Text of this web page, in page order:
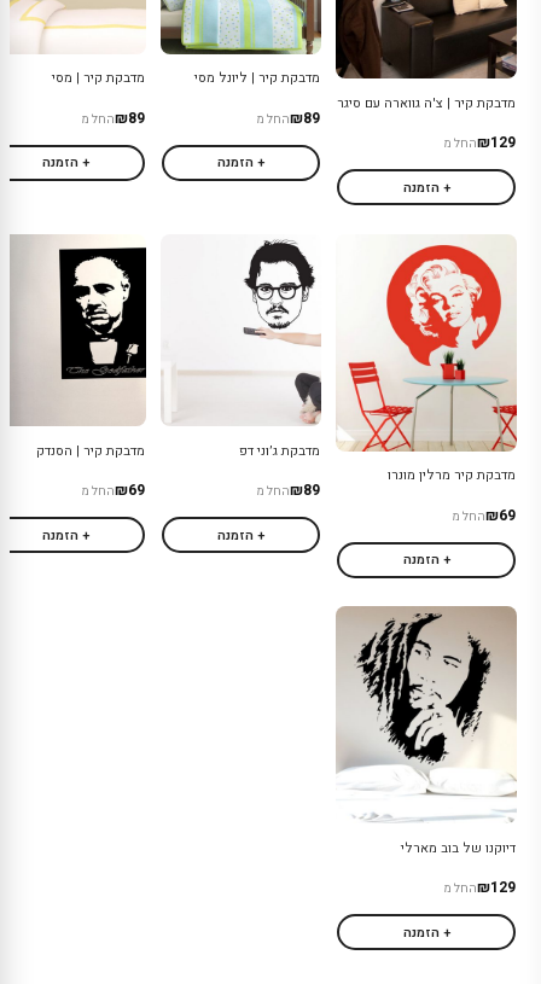
מדבקת קיר | צ'ה גווארה עם סיגר
₪129החל מ
+ הזמנה
מדבקת קיר | ליונל מסי
₪89החל מ
+ הזמנה
מדבקת קיר | מסי
₪89החל מ
+ הזמנה
מדבקת קיר מרלין מונרו
₪69החל מ
+ הזמנה
מדבקת ג׳וני דפ
₪89החל מ
+ הזמנה
מדבקת קיר | הסנדק
₪69החל מ
+ הזמנה
דיוקנו של בוב מארלי
₪129החל מ
+ הזמנה